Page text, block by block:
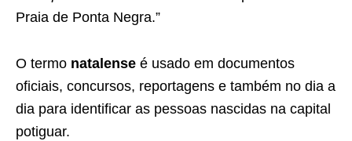
Praia de Ponta Negra.”
O termo natalense é usado em documentos
oficiais, concursos, reportagens e também no dia a
dia para identificar as pessoas nascidas na capital
potiguar.